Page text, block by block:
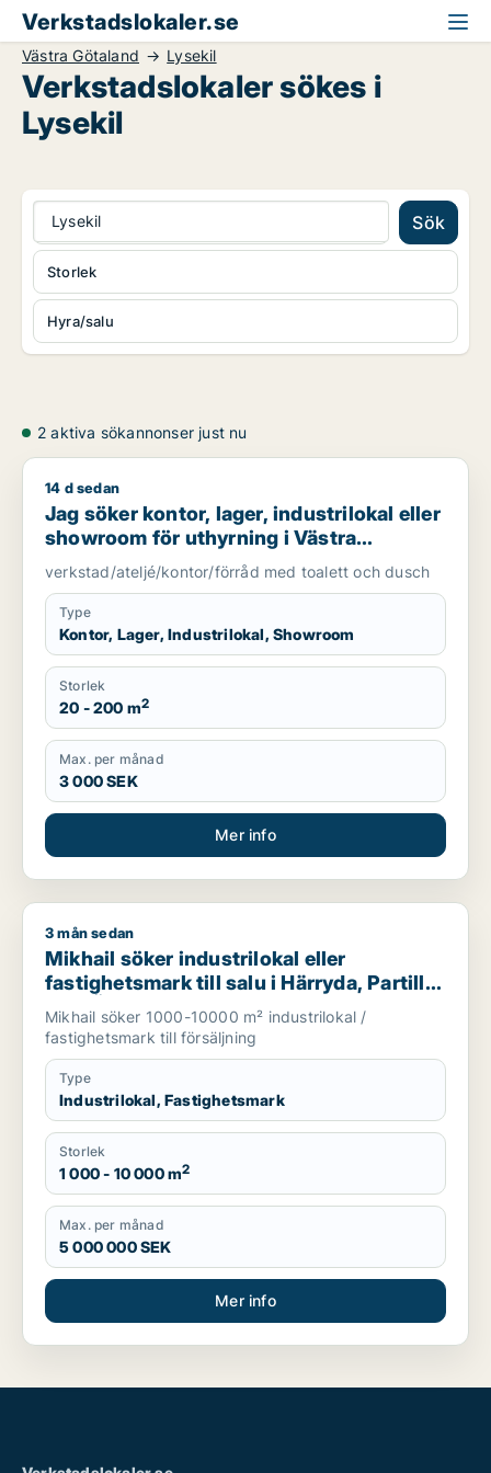
Verkstadslokaler.se
Västra Götaland Lysekil
Verkstadslokaler sökes i
Lysekil
Lysekil Sök
Hyra/salu
Storlek
2 aktiva sökannonser just nu
Jag söker kontor, lager, industrilokal eller showroom för
14 d sedan
Jag söker kontor, lager, industrilokal eller
showroom för uthyrning i Västra
Götaland
verkstad/ateljé/kontor/förråd med toalett och dusch
Type
Kontor, Lager, Industrilokal, Showroom
Storlek
20 - 200 m2
Max. per månad
3 000 SEK
Mer info
Mikhail söker industrilokal eller fastighetsmark till salu i
3 mån sedan
Mikhail söker industrilokal eller
fastighetsmark till salu i Härryda, Partille
eller Öckerö m.fl.
Mikhail söker 1000-10000 m² industrilokal /
fastighetsmark till försäljning
Type
Industrilokal, Fastighetsmark
Storlek
1 000 - 10 000 m2
Max. per månad
5 000 000 SEK
Mer info